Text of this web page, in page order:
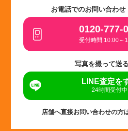
お電話でのお問い合わせ
0120-777-
受付時間 10:00～
写真を撮って送
LINE査定を
24時間受付中
店舗へ直接お問い合わせの方